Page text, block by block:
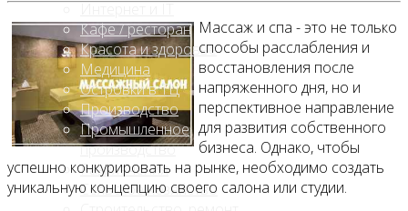
Кафе / ресторан
Красота и здоровье
Медицина
Островки в ТЦ
Производство
Промышленное
производство
Развлечения
Сельское хозяйство
Массаж и спа - это не только
способы расслабления и
восстановления после
напряженного дня, но и
перспективное направление
для развития собственного
бизнеса. Однако, чтобы
успешно конкурировать на рынке, необходимо создать
уникальную концепцию своего салона или студии.